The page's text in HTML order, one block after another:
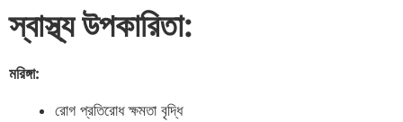
স্বাস্থ্য উপকারিতা:
মরিঙ্গা:
রোগ প্রতিরোধ ক্ষমতা বৃদ্ধি